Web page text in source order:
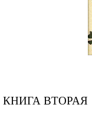
КНИГА ВТОРАЯ